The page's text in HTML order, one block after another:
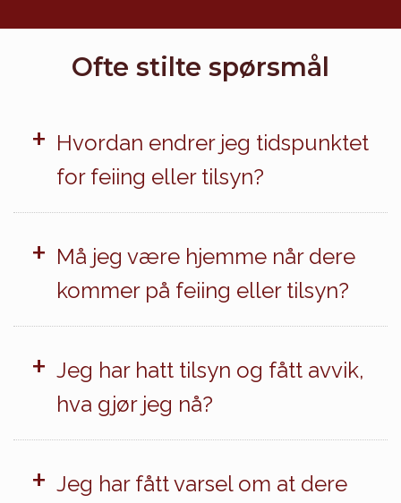
Ofte stilte spørsmål
+ Hvordan endrer jeg tidspunktet
for feiing eller tilsyn?
+ Må jeg være hjemme når dere
kommer på feiing eller tilsyn?
+ Jeg har hatt tilsyn og fått avvik,
hva gjør jeg nå?
+ Jeg har fått varsel om at dere